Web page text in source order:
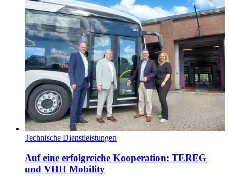
Technische Dienstleistungen
Auf eine erfolgreiche Kooperation: TEREG
und VHH Mobility